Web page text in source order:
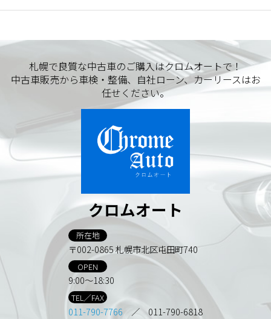
札幌で良質な中古車のご購入はクロムオートで！
中古車販売から車検・整備、自社ローン、カーリースはお
任せください。
クロムオート
所在地
〒002-0865 札幌市北区屯田町740
OPEN
9:00～18:30
TEL／FAX
011-790-7766 ／ 011-790-6818